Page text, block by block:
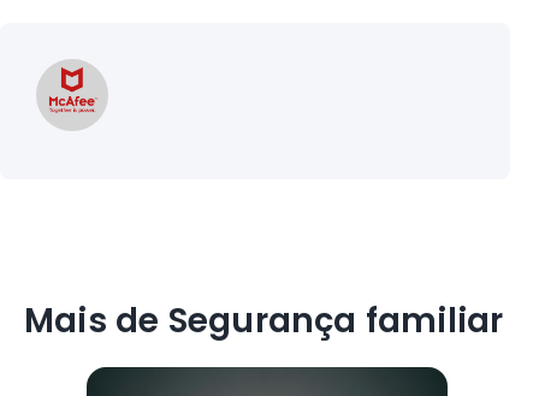
Mais de Segurança familiar